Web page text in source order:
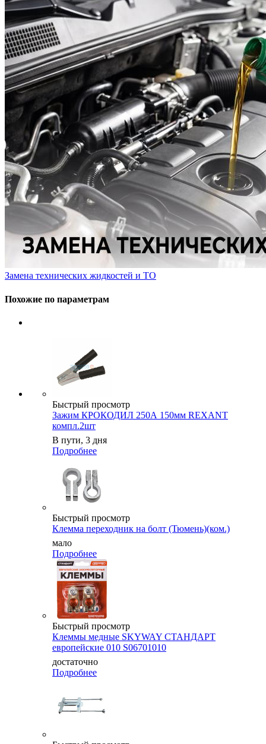
Замена технических жидкостей и ТО
Похожие по параметрам
Быстрый просмотр
Зажим КРОКОДИЛ 250А 150мм REXANT
компл.2шт
В пути, 3 дня
Подробнее
Быстрый просмотр
Клемма переходник на болт (Тюмень)(ком.)
мало
Подробнее
Быстрый просмотр
Клеммы медные SKYWAY СТАНДАРТ
европейские 010 S06701010
достаточно
Подробнее